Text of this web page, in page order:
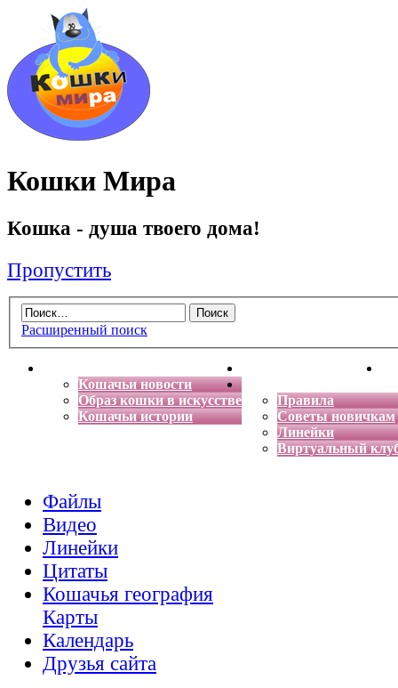
Кошки Мира
Кошка - душа твоего дома!
Пропустить
Расширенный поиск
Кошачьи новости
Образ кошки в искусстве
Кошачьи истории
Энциклопедия кошек
Правила
Советы новичкам
Линейки
Виртуальный
Файлы
Видео
Линейки
Цитаты
Кошачья география
Карты
Календарь
Друзья сайта